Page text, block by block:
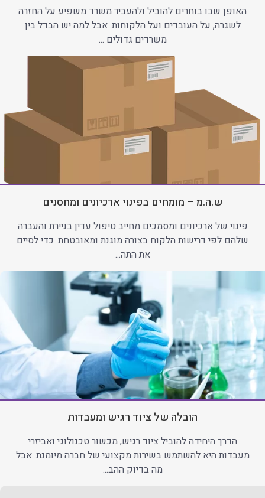
האופן שבו בוחרים להוביל ולהעביר משרד משפיע על החזרה
לשגרה, על העובדים ועל הלקוחות. אבל למה יש הבדל בין
משרדים גדולים ...
ש.ה.מ – מומחים בפינוי ארכיונים ומחסנים
פינוי של ארכיונים ומסמכים מחייב טיפול עדין בניירת והעברה
שלהם לפי דרישות הלקוח בצורה מוגנת ומאובטחת. כדי לסיים
את התה...
הובלה של ציוד רגיש ומעבדות
הדרך היחידה להוביל ציוד רגיש, מכשור טכנולוגי ואביזרי
מעבדות היא להשתמש בשירות מקצועי של חברה מיומנת. אבל
מה בדיוק ההב...